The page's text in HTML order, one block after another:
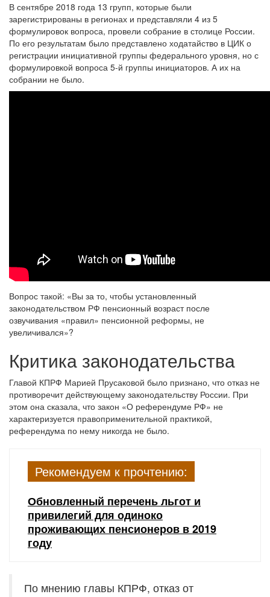
В сентябре 2018 года 13 групп, которые были
зарегистрированы в регионах и представляли 4 из 5
формулировок вопроса, провели собрание в столице России.
По его результатам было представлено ходатайство в ЦИК о
регистрации инициативной группы федерального уровня, но с
формулировкой вопроса 5-й группы инициаторов. А их на
собрании не было.
Вопрос такой: «Вы за то, чтобы установленный
законодательством РФ пенсионный возраст после
озвучивания «правил» пенсионной реформы, не
увеличивался»?
Критика законодательства
Главой КПРФ Марией Прусаковой было признано, что отказ не
противоречит действующему законодательству России. При
этом она сказала, что закон «О референдуме РФ» не
характеризуется правоприменительной практикой,
референдума по нему никогда не было.
Рекомендуем к прочтению:
Обновленный перечень льгот и
привилегий для одиноко
проживающих пенсионеров в 2019
году
По мнению главы КПРФ, отказ от